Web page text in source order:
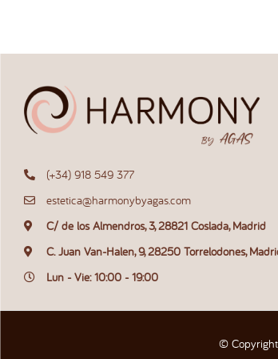
(+34) 918 549 377
estetica@harmonybyagas.com
C/ de los Almendros, 3, 28821 Coslada, Madrid
C. Juan Van-Halen, 9, 28250 Torrelodones,
Lun - Vie: 10:00 - 19:00
©